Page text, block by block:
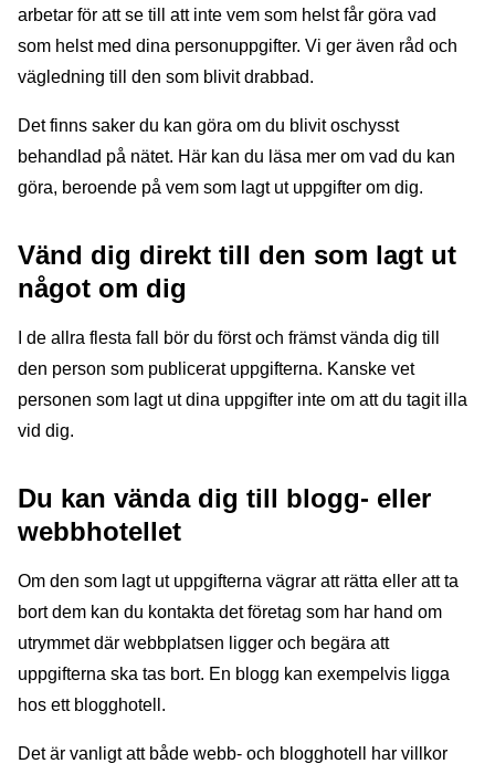
arbetar för att se till att inte vem som helst får göra vad
som helst med dina personuppgifter. Vi ger även råd och
vägledning till den som blivit drabbad.
Det finns saker du kan göra om du blivit oschysst
behandlad på nätet. Här kan du läsa mer om vad du kan
göra, beroende på vem som lagt ut uppgifter om dig.
Vänd dig direkt till den som lagt ut
något om dig
I de allra flesta fall bör du först och främst vända dig till
den person som publicerat uppgifterna. Kanske vet
personen som lagt ut dina uppgifter inte om att du tagit illa
vid dig.
Du kan vända dig till blogg- eller
webbhotellet
Om den som lagt ut uppgifterna vägrar att rätta eller att ta
bort dem kan du kontakta det företag som har hand om
utrymmet där webbplatsen ligger och begära att
uppgifterna ska tas bort. En blogg kan exempelvis ligga
hos ett blogghotell.
Det är vanligt att både webb- och blogghotell har villkor